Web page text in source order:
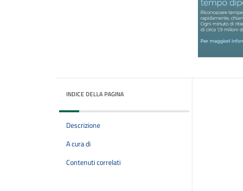
INDICE DELLA PAGINA
Descrizione
A cura di
Contenuti correlati